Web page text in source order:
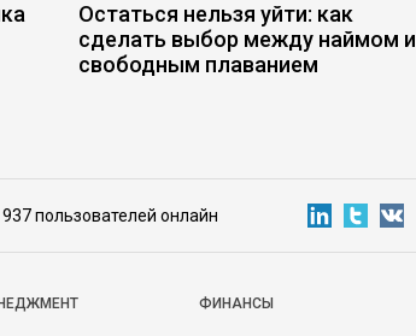
Остаться нельзя уйти: как
сделать выбор между наймом и
свободным плаванием
937 пользователей онлайн
ФИНАНСЫ